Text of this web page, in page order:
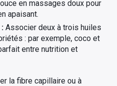
en massages doux pour
apaisant.
Associer deux à trois huiles
: par exemple, coco et
entre nutrition et
la fibre capillaire ou à